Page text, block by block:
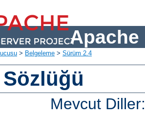
Apache
> Belgeleme > Sürüm 2.4
Mevcut